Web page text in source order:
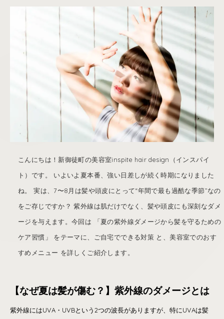
こんにちは！新御徒町の美容室inspite hair design（インスパイ
ト）です。 いよいよ夏本番、強い日差しが続く時期になりました
ね。 実は、7〜8月は髪や頭皮にとって“年間で最も過酷な季節”なの
をご存じですか？ 紫外線は肌だけでなく、髪や頭皮にも深刻なダメ
ージを与えます。今回は 「夏の紫外線ダメージから髪を守るための
ケア習慣」 をテーマに、ご自宅でできる対策 と、美容室でのおす
すめメニュー を詳しくご紹介します。
【なぜ夏は髪が傷む？】紫外線のダメージとは
紫外線にはUVA・UVBという2つの波長がありますが、特にUVAは髪